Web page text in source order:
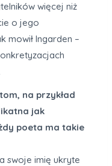
więcej niż
o jego
mowił Ingarden –
na przykład
jak
poeta ma takie
swoje imię ukryte